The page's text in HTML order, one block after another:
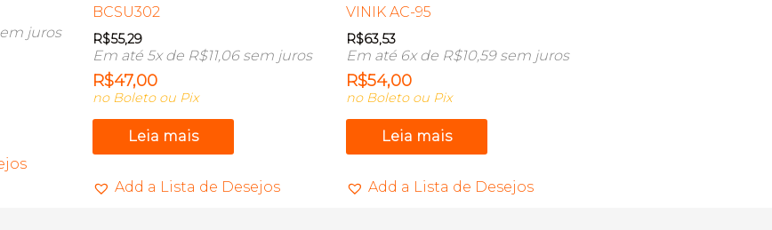
juros
BCSU302
R$55,29
Em até 5x de R$11,06sem juros
R$47,00
no Boleto ou Pix
Leia mais
Add a Lista de Desejos
VINIK AC-95
R$63,53
Em até 6x de R$10,59sem juros
R$54,00
no Boleto ou Pix
Leia mais
Add a Lista de Desejos